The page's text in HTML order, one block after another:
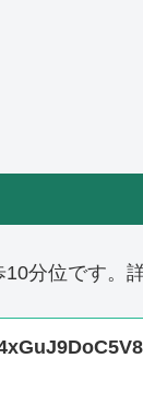
分位です。